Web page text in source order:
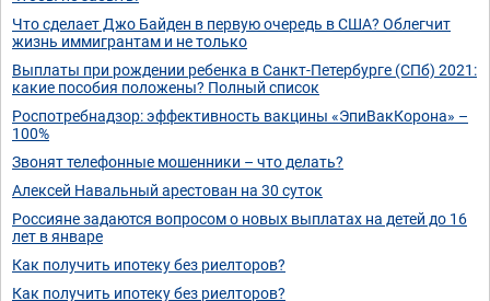
Что сделает Джо Байден в первую очередь в США? Облегчит
жизнь иммигрантам и не только
Выплаты при рождении ребенка в Санкт-Петербурге (СПб) 2021:
какие пособия положены? Полный список
Роспотребнадзор: эффективность вакцины «ЭпиВакКорона» –
100%
Звонят телефонные мошенники – что делать?
Алексей Навальный арестован на 30 суток
Россияне задаются вопросом о новых выплатах на детей до 16
лет в январе
Как получить ипотеку без риелторов?
Как получить ипотеку без риелторов?